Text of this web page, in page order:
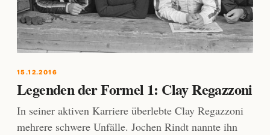
15.12.2016
Legenden der Formel 1: Clay Regazzoni
In seiner aktiven Karriere überlebte Clay Regazzoni
mehrere schwere Unfälle. Jochen Rindt nannte ihn